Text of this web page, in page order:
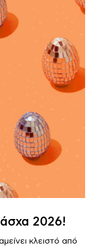
2026!
κλειστό από